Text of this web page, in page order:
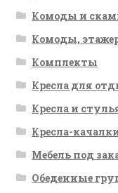
Комоды и
Комоды,
Комплекты
Кресла для
Кресла и
Кресла-
Мебель под
Обеденные